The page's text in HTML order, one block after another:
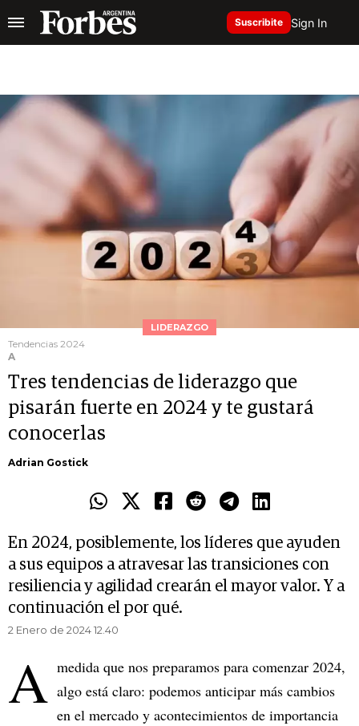
Suscribite Sign In
LIDERAZGO
Tendencias 2024
A
Tres tendencias de liderazgo que
pisarán fuerte en 2024 y te gustará
conocerlas
Adrian Gostick
En 2024, posiblemente, los líderes que ayuden
a sus equipos a atravesar las transiciones con
resiliencia y agilidad crearán el mayor valor. Y a
continuación el por qué.
2 Enero de 2024 12.40
A medida que nos preparamos para comenzar 2024,
algo está claro: podemos anticipar más cambios
en el mercado y acontecimientos de importancia